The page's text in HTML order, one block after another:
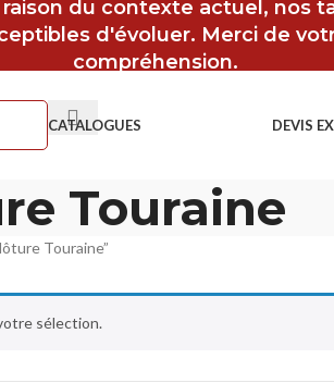
du contexte actuel, nos
d'évoluer. Merci de
compréhension.
CATALOGUES DEVIS
Touraine
Touraine”
sélection.